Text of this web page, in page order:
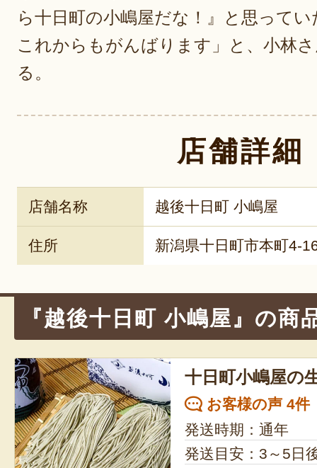
ら十日町の小嶋屋だな！』と思って
これからもがんばります」と、小林
る。
店舗詳細
店舗名称 越後十日町 小嶋屋
住所 新潟県十日町市本町4-
『越後十日町 小嶋屋』の商
十日町小嶋屋の
お客様の声 4件
発送時期：通年
発送目安：3～5日